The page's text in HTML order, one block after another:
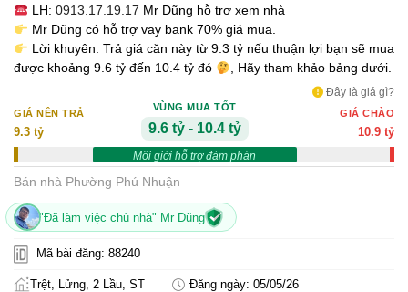
LH: 0913.17.19.17 Mr Dũng hỗ trợ xem nhà
Mr Dũng có hỗ trợ vay bank 70% giá mua.
Lời khuyên: Trả giá căn này từ 9.3 tỷ nếu thuận lợi bạn sẽ mua
được khoảng 9.6 tỷ đến 10.4 tỷ đó
, Hãy tham khảo bảng dưới.
Đây là giá gì?
GIÁ NÊN TRẢ
9.3 tỷ
VÙNG MUA TỐT
9.6 tỷ - 10.4 tỷ
Môi giới hỗ trợ đàm phán
GIÁ CHÀO
10.9 tỷ
Bán nhà Phường Phú Nhuận
"Đã làm việc chủ nhà" Mr Dũng
Mã bài đăng: 88240
Trệt, Lửng, 2 Lầu, ST Đăng ngày: 05/05/26